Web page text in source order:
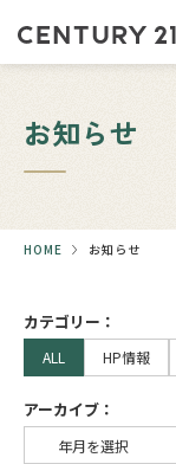
お知らせ
HOME お知らせ
カテゴリー：
ALL HP情報
アーカイブ：